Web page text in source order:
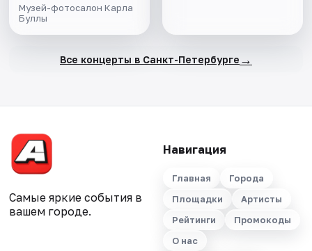
Музей-фотосалон Карла
Буллы
Все концерты в Санкт-Петербурге →
Самые яркие события в
вашем городе.
Навигация
Главная
Города
Площадки
Артисты
Рейтинги
Промокоды
О нас